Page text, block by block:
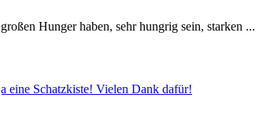
Hunger haben, sehr hungrig sein, starken ...
eine Schatzkiste! Vielen Dank dafür!